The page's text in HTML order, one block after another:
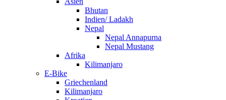
Bhutan
Indien/ Ladakh
Nepal
Nepal Annapurna
Nepal Mustang
Afrika
Kilimanjaro
E-Bike
Griechenland
Kilimanjaro